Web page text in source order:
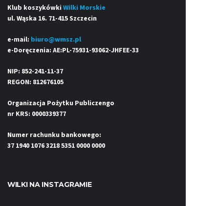
Klub koszykówki Wilki Morskie
ul. Wąska 16. 71-415 Szczecin
e-mail: biuro@wmsz.pl
e-Doręczenia: AE:PL-75931-93062-JHFEE-33
NIP: 852-241-11-37
REGON: 812676105
Organizacja Pożytku Publiczengo
nr KRS: 0000339377
Numer rachunku bankowego:
37 1940 1076 3218 5351 0000 0000
WILKI NA INSTAGRAMIE